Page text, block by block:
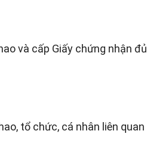
và cấp Giấy chứng nhận đủ
tổ chức, cá nhân liên quan